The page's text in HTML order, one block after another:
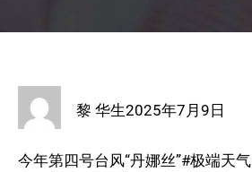
黎 华生2025年7月9日
今年第四号台风“丹娜丝”#极端天气